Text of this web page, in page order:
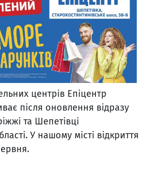
центрів Епіцентр
після оновлення відразу
та Шепетівці
У нашому місті відкриття